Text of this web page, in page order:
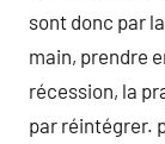
sont donc par
main, prendre
récession, la
par réintégrer.